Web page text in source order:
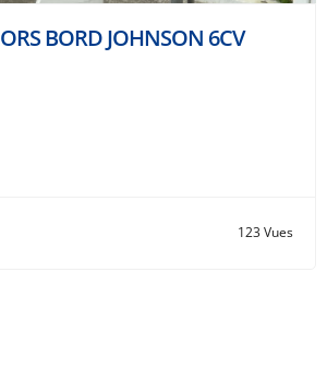
BORD JOHNSON 6CV
123 Vues